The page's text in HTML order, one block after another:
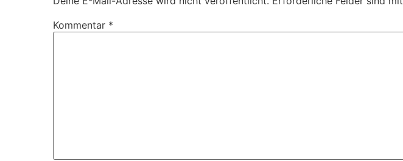
Kommentar *